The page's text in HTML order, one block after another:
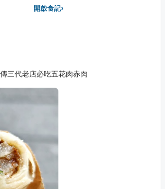
開啟食記›
三代老店必吃五花肉赤肉